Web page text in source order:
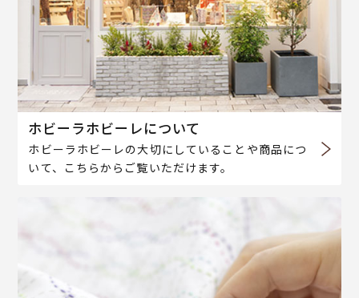
ホビーラホビーレについて
ホビーラホビーレの大切にしていることや商品につ
いて、こちらからご覧いただけます。